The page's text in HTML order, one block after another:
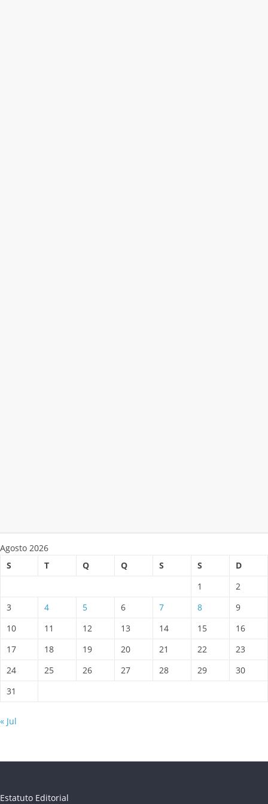
Agosto 2026
S
T Q Q S S
D
1
2
3
4 5 6 7 8
9
10
11 12 13 14 15
16
17
18 19 20 21 22
23
24
25 26 27 28 29
30
31
« Jul
Estatuto Editorial